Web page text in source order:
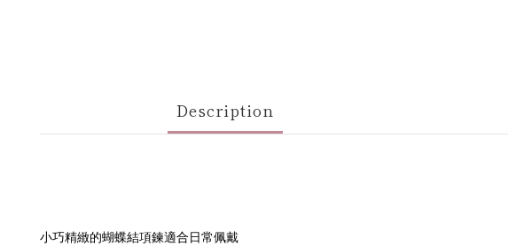
Description
小巧精緻的蝴蝶結項鍊適合日常佩戴